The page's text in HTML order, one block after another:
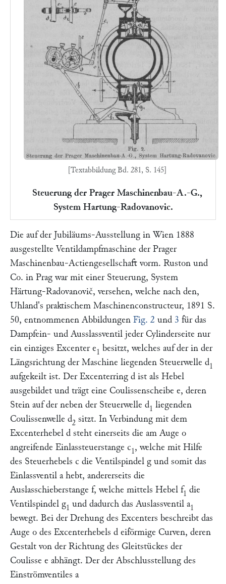
[Textabbildung Bd. 281, S. 145]
Steuerung der Prager Maschinenbau-A.-G.,
System Hartung-Radovanovic.
Die auf der Jubiläums-Ausstellung in Wien 1888
ausgestellte Ventildampfmaschine der Prager
Maschinenbau-Actiengesellschaft vorm. Ruston und
Co. in Prag war mit einer Steuerung, System
Härtung-Radovanovič, versehen, welche nach den,
Uhland's praktischem Maschinenconstructeur, 1891 S.
50, entnommenen Abbildungen Fig. 2 und 3 für das
Dampfein- und Ausslassventil jeder Cylinderseite nur
ein einziges Excenter e1 besitzt, welches auf der in der
Längsrichtung der Maschine liegenden Steuerwelle d1
aufgekeilt ist. Der Excenterring d ist als Hebel
ausgebildet und trägt eine Coulissenscheibe e, deren
Stein auf der neben der Steuerwelle d1 liegenden
Coulissenwelle d2 sitzt. In Verbindung mit dem
Excenterhebel d steht einerseits die am Auge o
angreifende Einlassteuerstange c1, welche mit Hilfe
des Steuerhebels c die Ventilspindel g und somit das
Einlassventil ahebt, andererseits die
Auslasschieberstange f, welche mittels Hebel f1 die
Ventilspindel g1 und dadurch das Auslassventil a1
bewegt. Bei der Drehung des Excenters beschreibt das
Auge o des Excenterhebels d eiförmige Curven, deren
Gestalt von der Richtung des Gleitstückes der
Coulisse e abhängt. Der der Abschlusstellung des
Einströmventiles a